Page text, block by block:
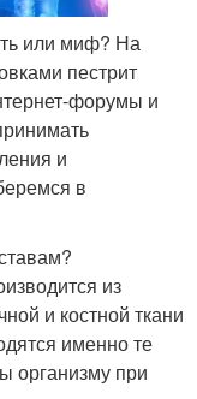
или миф? На
пестрит
форумы и
и
в
из
и костной ткани
именно те
организму при